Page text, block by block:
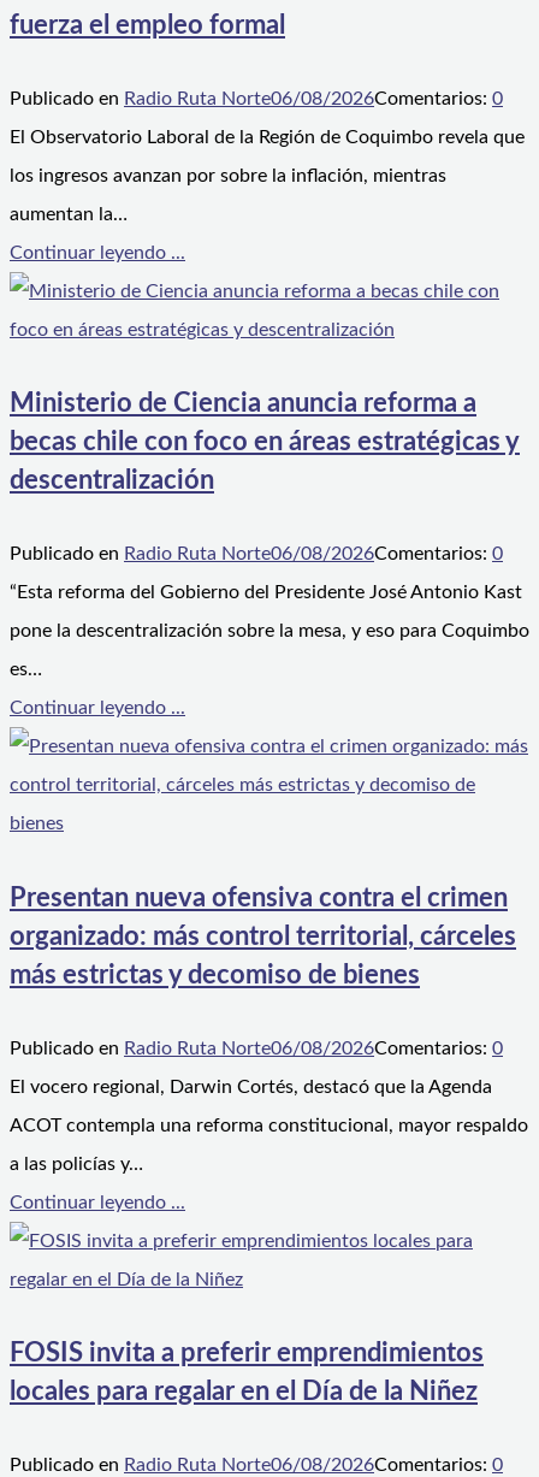
fuerza el empleo formal
Publicado en Radio Ruta Norte06/08/2026Comentarios: 0
El Observatorio Laboral de la Región de Coquimbo revela que
los ingresos avanzan por sobre la inflación, mientras
aumentan la…
Continuar leyendo ...
Ministerio de Ciencia anuncia reforma a
becas chile con foco en áreas estratégicas y
descentralización
Publicado en Radio Ruta Norte06/08/2026Comentarios: 0
“Esta reforma del Gobierno del Presidente José Antonio Kast
pone la descentralización sobre la mesa, y eso para Coquimbo
es…
Continuar leyendo ...
Presentan nueva ofensiva contra el crimen
organizado: más control territorial, cárceles
más estrictas y decomiso de bienes
Publicado en Radio Ruta Norte06/08/2026Comentarios: 0
El vocero regional, Darwin Cortés, destacó que la Agenda
ACOT contempla una reforma constitucional, mayor respaldo
a las policías y…
Continuar leyendo ...
FOSIS invita a preferir emprendimientos
locales para regalar en el Día de la Niñez
Publicado en Radio Ruta Norte06/08/2026Comentarios: 0